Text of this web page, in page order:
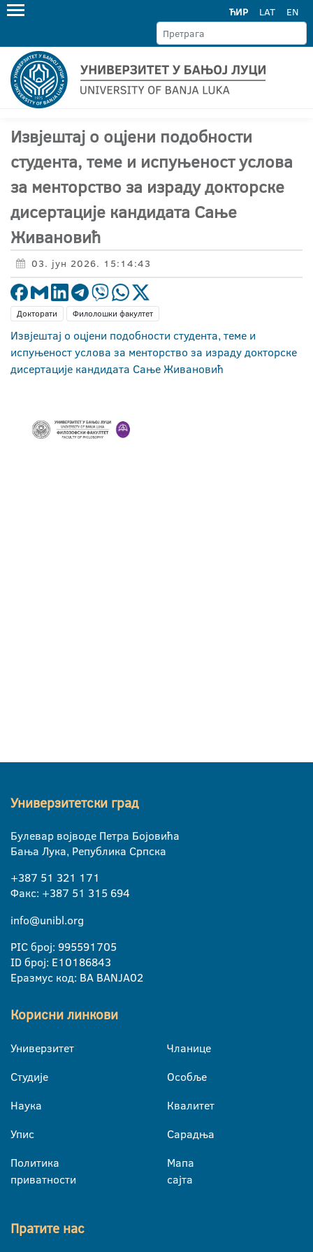
ЋИР LAT EN
Извјештај о оцјени подобности
студента, теме и испуњеност услова
за менторство за израду докторске
дисертације кандидата Сање
Живановић
03. јун 2026. 15:14:43
Докторати Филолошки факултет
Извјештај о оцјени подобности студента, теме и
испуњеност услова за менторство за израду докторске
дисертације кандидата Сање Живановић
Универзитетски град
Булевар војводе Петра Бојовића
Бања Лука, Република Српска
+387 51 321 171
Факс: +387 51 315 694
info@unibl.org
PIC број: 995591705
ID број: E10186843
Еразмус код: BA BANJA02
Корисни линкови
Универзитет
Студије
Наука
Упис
Политика
приватности
Чланице
Особље
Квалитет
Сарадња
Мапа
сајта
Пратите нас